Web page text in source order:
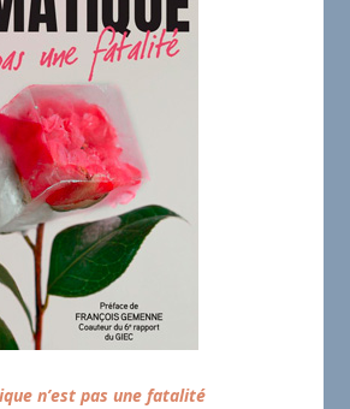
n’est pas une fatalité